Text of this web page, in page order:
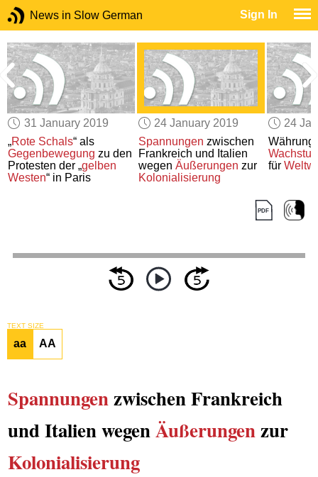
News in Slow German Sign In
31 January 2019
„Rote Schals“ als
Gegenbewegung zu den
Protesten der „gelben
Westen“ in Paris
24 January 2019
Spannungen zwischen
Frankreich und Italien
wegen Äußerungen zur
Kolonialisierung
24
für
TEXT SIZE
aa AA
Spannungenzwischen Frankreich
und Italien wegenÄußerungenzur
Kolonialisierung